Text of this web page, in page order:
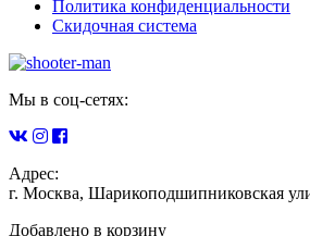
Политика конфиденциальности
Скидочная система
Мы в соц-сетях:
Адрес:
г. Москва, Шарикоподшипниковская
Добавлено в корзину